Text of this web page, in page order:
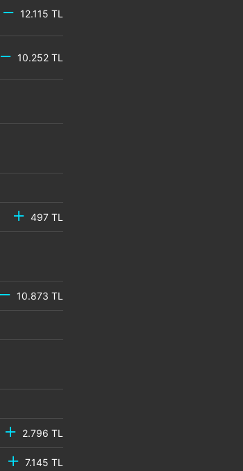
12.115 TL
10.252 TL
497 TL
10.873 TL
2.796 TL
7.145 TL